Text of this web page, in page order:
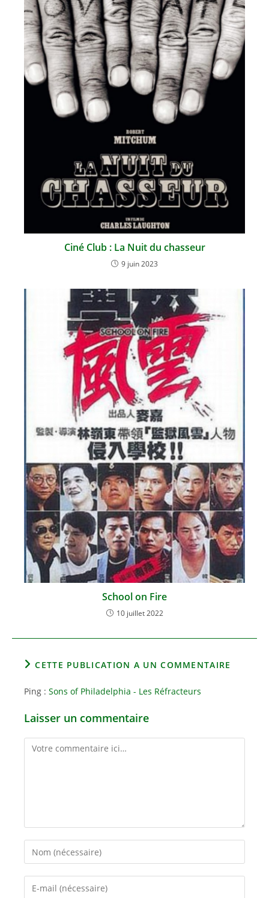
Ciné Club : La Nuit du chasseur
9 juin 2023
School on Fire
10 juillet 2022
CETTE PUBLICATION A UN COMMENTAIRE
Ping : Sons of Philadelphia - Les Réfracteurs
Laisser un commentaire
Comment
Enter
your
name
Enter